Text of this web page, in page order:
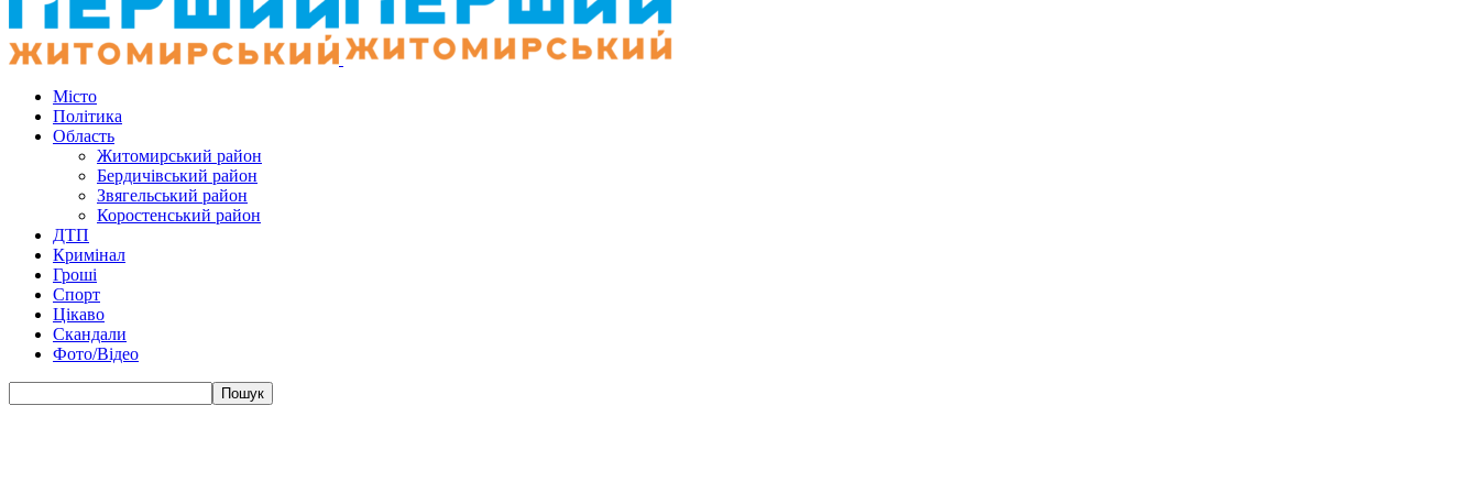
Місто
Політика
Область
Житомирський район
Бердичівський район
Звягельський район
Коростенський район
ДТП
Кримінал
Гроші
Спорт
Цікаво
Скандали
Фото/Відео